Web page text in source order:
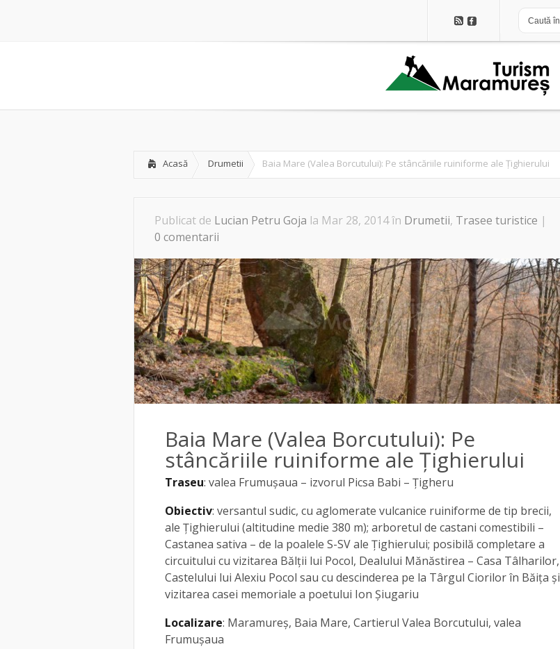
Acasă Drumetii Baia Mare (Valea Borcutului): Pe stâncăriile ruiniforme ale Țighierului
Publicat de Lucian Petru Goja la Mar 28, 2014 în Drumetii, Trasee turistice |
0 comentarii
Baia Mare (Valea Borcutului): Pe
stâncăriile ruiniforme ale Țighierului
Traseu: valea Frumușaua – izvorul Picsa Babi – Țigheru
Obiectiv: versantul sudic, cu aglomerate vulcanice ruiniforme de tip brecii,
ale Țighierului (altitudine medie 380 m); arboretul de castani comestibili –
Castanea sativa – de la poalele S-SV ale Țighierului; posibilă completare a
circuitului cu vizitarea Bălții lui Pocol, Dealului Mănăstirea – Casa Tâlharilor,
Castelului lui Alexiu Pocol sau cu descinderea pe la Târgul Ciorilor în Băița și
vizitarea casei memoriale a poetului Ion Șiugariu
Localizare: Maramureș, Baia Mare, Cartierul Valea Borcutului, valea
Frumușaua